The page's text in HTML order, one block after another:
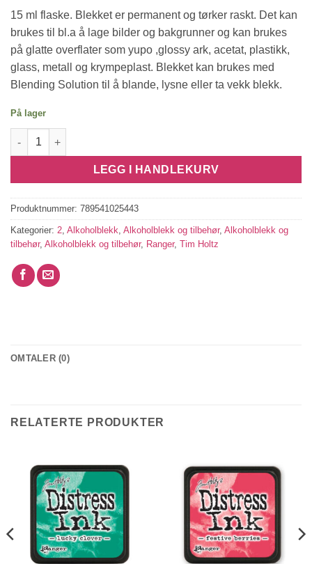
15 ml flaske. Blekket er permanent og tørker raskt. Det kan
brukes til bl.a å lage bilder og bakgrunner og kan brukes
på glatte overflater som yupo ,glossy ark, acetat, plastikk,
glass, metall og krympeplast. Blekket kan brukes med
Blending Solution til å blande, lysne eller ta vekk blekk.
På lager
Alcohol Ink - Willow antall
LEGG I HANDLEKURV
Produktnummer: 789541025443
Kategorier: 2 Alkoholblekk Alkoholblekk og tilbehør, Alkoholblekk og
tilbehør, Alkoholblekk og tilbehør, Ranger, Tim Holtz
OMTALER (0)
RELATERTE PRODUKTER